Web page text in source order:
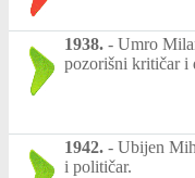
1938. - Umro
pozorišni kritičar i
1942. - Ubijen
i političar.